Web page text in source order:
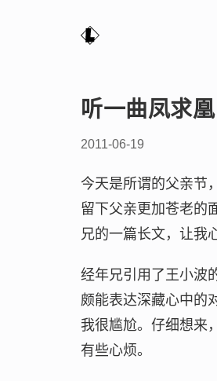
听一曲凤求凰
2011-06-19
今天是所谓的父亲节
留下父亲更加苍老的
兄的一篇长文，让我
经年兄引用了王小波
颇能表达深藏心中的
我很尴尬。仔细想来
有些心烦。